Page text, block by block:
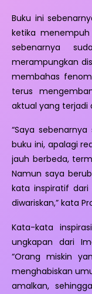
Buku ini
ketika
sebenarnya
merampungkan
membahas
terus
aktual yang terjadi
“Saya
buku ini, apalagi
jauh berbeda,
Namun saya
kata inspiratif
diwariskan,” kata
Kata-kata
ungkapan dari
“Orang miskin
menghabiskan
amalkan,